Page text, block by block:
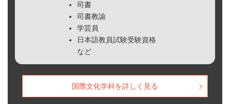
司書
司書教諭
学芸員
日本語教員試験受験資格
など
国際文化学科を詳しく見る